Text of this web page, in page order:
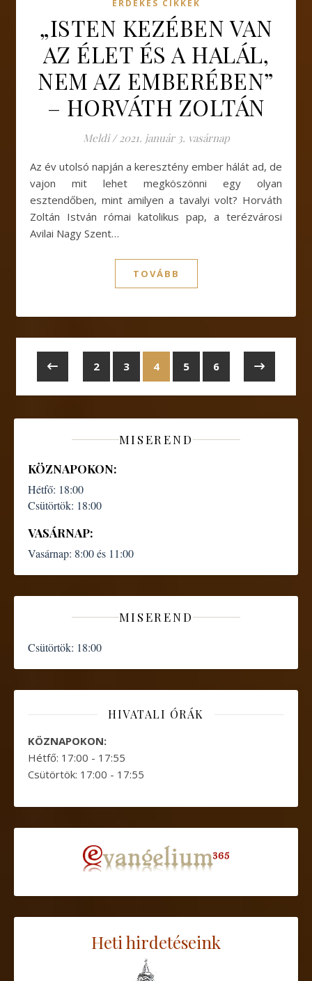
ÉRDEKES CIKKEK
„ISTEN KEZÉBEN VAN
AZ ÉLET ÉS A HALÁL,
NEM AZ EMBERÉBEN”
– HORVÁTH ZOLTÁN
Meldi / 2021. január 3. vasárnap
Az év utolsó napján a keresztény ember hálát ad, de
vajon mit lehet megköszönni egy olyan
esztendőben, mint amilyen a tavalyi volt? Horváth
Zoltán István római katolikus pap, a terézvárosi
Avilai Nagy Szent…
TOVÁBB
2 3 4 5 6
MISEREND
KÖZNAPOKON:
Hétfő: 18:00
Csütörtök: 18:00
VASÁRNAP:
Vasárnap: 8:00 és 11:00
MISEREND
Csütörtök: 18:00
HIVATALI ÓRÁK
KÖZNAPOKON:
Hétfő: 17:00 - 17:55
Csütörtök: 17:00 - 17:55
Heti hirdetéseink